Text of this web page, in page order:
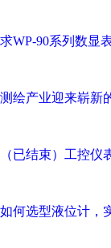
求WP-90系列数显
测绘产业迎来崭新
（已结束）工控仪
如何选型液位计，